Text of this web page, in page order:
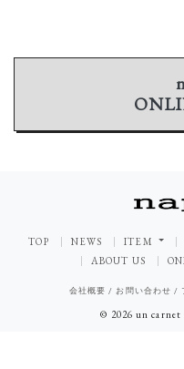
TOP NEWS ITEM
ABOUT US
会社概要 /お問い合わせ /
© 2026 un